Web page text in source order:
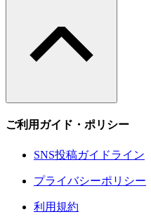
ご利用ガイド・ポリシー
SNS投稿ガイドライン
プライバシーポリシー
利用規約